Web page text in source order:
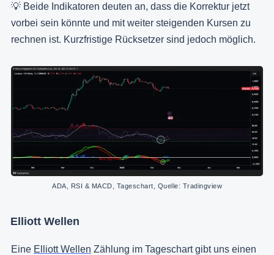
💡 Beide Indikatoren deuten an, dass die Korrektur jetzt
vorbei sein könnte und mit weiter steigenden Kursen zu
rechnen ist. Kurzfristige Rücksetzer sind jedoch möglich.
ADA, RSI & MACD, Tageschart, Quelle: Tradingview
Elliott Wellen
Eine Elliott Wellen Zählung im Tageschart gibt uns einen